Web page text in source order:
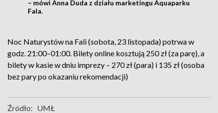
– mówi Anna Duda z działu marketingu Aquaparku
Fala.
Noc Naturystów na Fali (sobota, 23 listopada) potrwa w
godz. 21:00–01:00. Bilety online kosztują 250 zł (za parę), a
bilety w kasie w dniu imprezy – 270 zł (para) i 135 zł (osoba
bez pary po okazaniu rekomendacji)
Źródło: UMŁ